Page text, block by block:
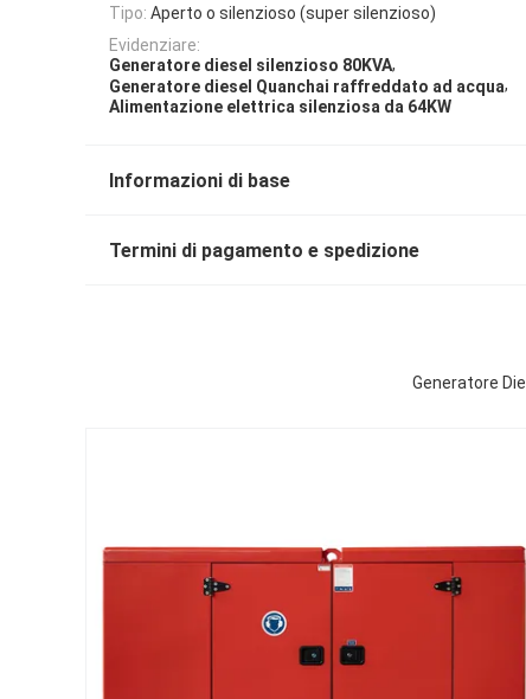
Tipo: Aperto o silenzioso (super silenzioso)
Evidenziare:
Generatore diesel silenzioso 80KVA,
Generatore diesel Quanchai raffreddato ad acqua,
Alimentazione elettrica silenziosa da 64KW
Informazioni di base
Termini di pagamento e spedizione
Generatore